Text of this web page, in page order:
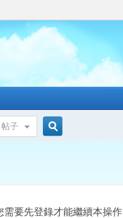
帖子
索
需要先登錄才能繼續本操作